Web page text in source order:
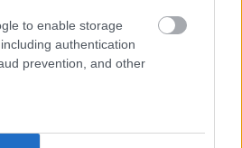
to enable storage
authentication
prevention, and other
hogy a Csakfoci az elsők
a Google-találatokban